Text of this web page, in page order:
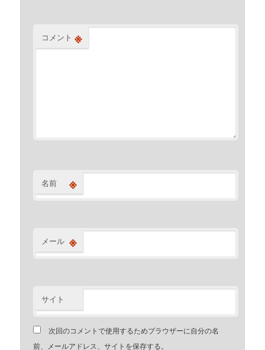
コメント ※
名前 ※
メール ※
サイト
次回のコメントで使用するためブラウザーに自分の名
前、メールアドレス、サイトを保存する。